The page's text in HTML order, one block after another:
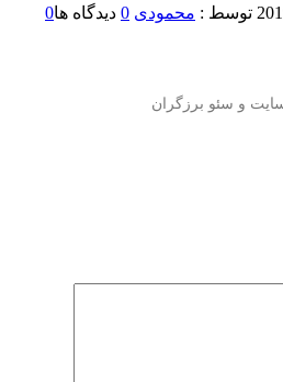
توسط : محمودی 0 دیدگاه ها0